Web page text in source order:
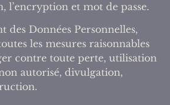
l’encryption et mot de passe.
des Données Personnelles,
les mesures raisonnables
contre toute perte, utilisation
autorisé, divulgation,